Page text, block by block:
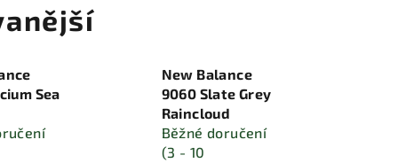
Sea
New Balance
9060 Slate Grey
Raincloud
Běžné doručení
(3 - 10